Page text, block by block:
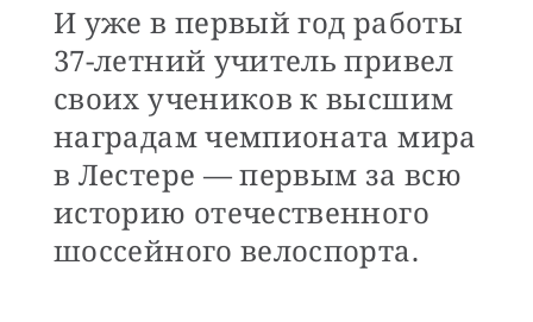
И уже в первый год работы
37-летний учитель привел
своих учеников к высшим
наградам чемпионата мира
в Лестере — первым за всю
историю отечественного
шоссейного велоспорта.